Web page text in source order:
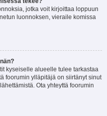
jotka voit kirjoittaa loppuun
luonnoksen, vieraile komissa
kyseiselle alueelle tulee tarkastaa
foorumin ylläpitäjä on siirtänyt sinut
Ota yhteyttä foorumin